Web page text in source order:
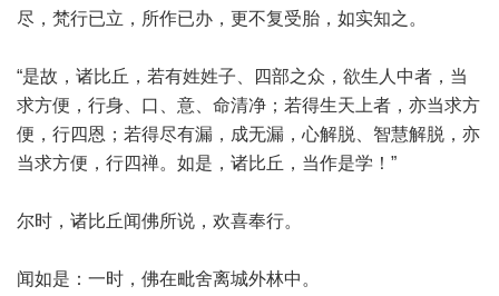
尽，梵行已立，所作已办，更不复受胎，如实知之。
“是故，诸比丘，若有姓姓子、四部之众，欲生人中者，当
求方便，行身、口、意、命清净；若得生天上者，亦当求方
便，行四恩；若得尽有漏，成无漏，心解脱、智慧解脱，亦
当求方便，行四禅。如是，诸比丘，当作是学！”
尔时，诸比丘闻佛所说，欢喜奉行。
闻如是：一时，佛在毗舍离城外林中。